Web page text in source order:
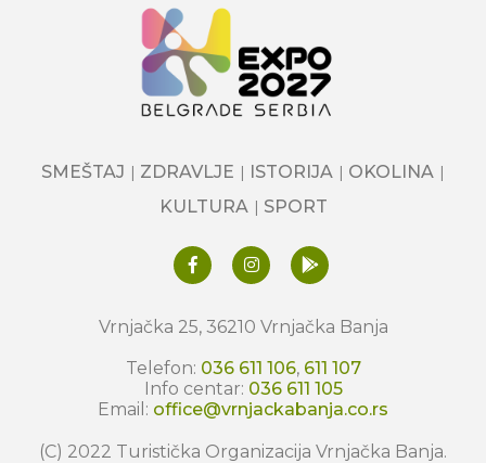
SMEŠTAJ ZDRAVLJE ISTORIJA
OKOLINA
KULTURA
SPORT
Vrnjačka 25, 36210 Vrnjačka Banja
Telefon: 036 611 106, 611 107
Info centar: 036 611 105
Email: office@vrnjackabanja.co.rs
(C) 2022 Turistička Organizacija Vrnjačka Banja.